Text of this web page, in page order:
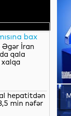
bax
Əgər İran
qala
hepatitdən
min nəfər